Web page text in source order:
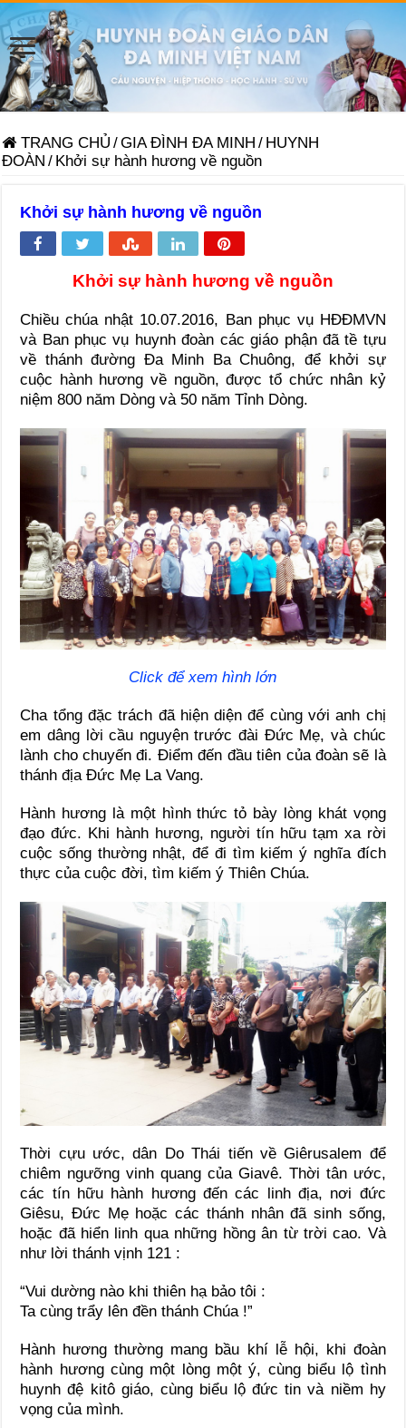
TRANG CHỦ /GIA ĐÌNH ĐA MINH / HUYNH
ĐOÀN / Khởi sự hành hương về nguồn
Khởi sự hành hương về nguồn
Khởi sự hành hương về nguồn
Chiều chúa nhật 10.07.2016, Ban phục vụ HĐĐMVN
và Ban phục vụ huynh đoàn các giáo phận đã tề tựu
về thánh đường Đa Minh Ba Chuông, để khởi sự
cuộc hành hương về nguồn, được tổ chức nhân kỷ
niệm 800 năm Dòng và 50 năm Tỉnh Dòng.
Click để xem hình lớn
Cha tổng đặc trách đã hiện diện để cùng với anh chị
em dâng lời cầu nguyện trước đài Đức Mẹ, và chúc
lành cho chuyến đi. Điểm đến đầu tiên của đoàn sẽ là
thánh địa Đức Mẹ La Vang.
Hành hương là một hình thức tỏ bày lòng khát vọng
đạo đức. Khi hành hương, người tín hữu tạm xa rời
cuộc sống thường nhật, để đi tìm kiếm ý nghĩa đích
thực của cuộc đời, tìm kiếm ý Thiên Chúa.
Thời cựu ước, dân Do Thái tiến về Giêrusalem để
chiêm ngưỡng vinh quang của Giavê. Thời tân ước,
các tín hữu hành hương đến các linh địa, nơi đức
Giêsu, Đức Mẹ hoặc các thánh nhân đã sinh sống,
hoặc đã hiển linh qua những hồng ân từ trời cao. Và
như lời thánh vịnh 121 :
“Vui dường nào khi thiên hạ bảo tôi :
Ta cùng trẩy lên đền thánh Chúa !”
Hành hương thường mang bầu khí lễ hội, khi đoàn
hành hương cùng một lòng một ý, cùng biểu lộ tình
huynh đệ kitô giáo, cùng biểu lộ đức tin và niềm hy
vọng của mình.